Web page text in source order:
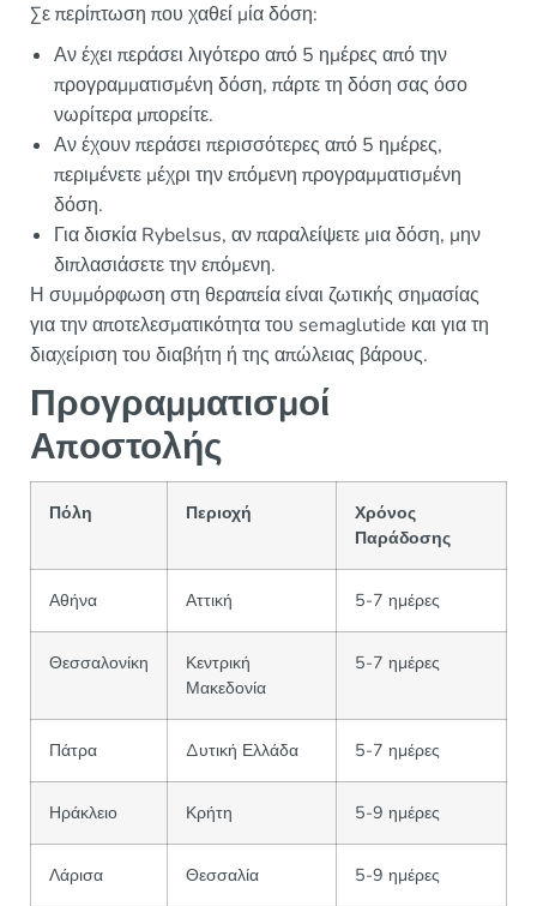
Σε περίπτωση που χαθεί μία δόση:
Αν έχει περάσει λιγότερο από 5 ημέρες από την
προγραμματισμένη δόση, πάρτε τη δόση σας όσο
νωρίτερα μπορείτε.
Αν έχουν περάσει περισσότερες από 5 ημέρες,
περιμένετε μέχρι την επόμενη προγραμματισμένη
δόση.
Για δισκία Rybelsus, αν παραλείψετε μια δόση, μην
διπλασιάσετε την επόμενη.
Η συμμόρφωση στη θεραπεία είναι ζωτικής σημασίας
για την αποτελεσματικότητα του semaglutide και για τη
διαχείριση του διαβήτη ή της απώλειας βάρους.
Προγραμματισμοί
Αποστολής
Πόλη Περιοχή
Χρόνος
Παράδοσης
Αθήνα Αττική 5-7 ημέρες
Θεσσαλονίκη
Κεντρική
Μακεδονία
5-7 ημέρες
Πάτρα Δυτική Ελλάδα 5-7 ημέρες
Ηράκλειο Κρήτη 5-9 ημέρες
Λάρισα Θεσσαλία 5-9 ημέρες